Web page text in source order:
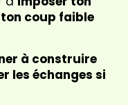
coup faible
à construire
les échanges si